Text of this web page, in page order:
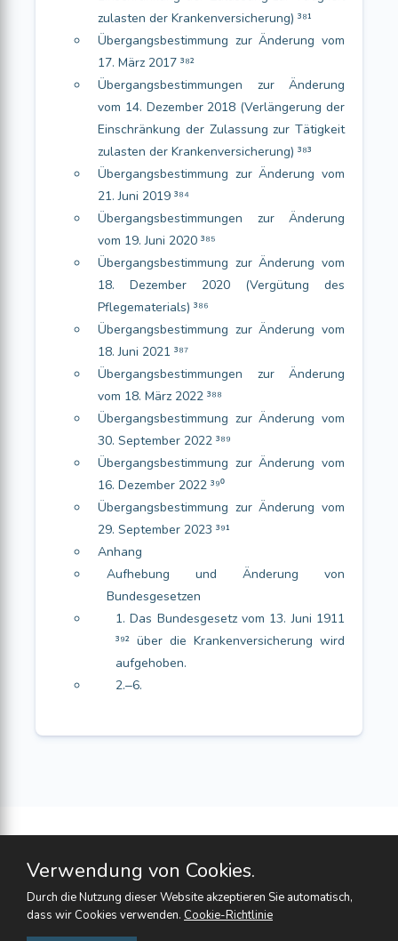
zulasten der Krankenversicherung) ³⁸¹
Übergangsbestimmung zur Änderung vom
17. März 2017 ³⁸²
Übergangsbestimmungen zur Änderung
vom 14. Dezember 2018 (Verlängerung der
Einschränkung der Zulassung zur Tätigkeit
zulasten der Krankenversicherung) ³⁸³
Übergangsbestimmung zur Änderung vom
21. Juni 2019 ³⁸⁴
Übergangsbestimmungen zur Änderung
vom 19. Juni 2020 ³⁸⁵
Übergangsbestimmung zur Änderung vom
18. Dezember 2020 (Vergütung des
Pflegematerials) ³⁸⁶
Übergangsbestimmung zur Änderung vom
18. Juni 2021 ³⁸⁷
Übergangsbestimmungen zur Änderung
vom 18. März 2022 ³⁸⁸
Übergangsbestimmung zur Änderung vom
30. September 2022 ³⁸⁹
Übergangsbestimmung zur Änderung vom
16. Dezember 2022 ³⁹⁰
Übergangsbestimmung zur Änderung vom
29. September 2023 ³⁹¹
Anhang
Aufhebung und Änderung von
Bundesgesetzen
1. Das Bundesgesetz vom 13. Juni 1911
³⁹² über die Krankenversicherung wird
aufgehoben.
2.‒6.
Verwendung von Cookies.
Durch die Nutzung dieser Website akzeptieren Sie automatisch,
dass wir Cookies verwenden. Cookie-Richtlinie